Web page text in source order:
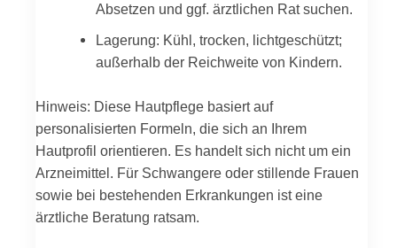
Absetzen und ggf. ärztlichen Rat suchen.
Lagerung: Kühl, trocken, lichtgeschützt;
außerhalb der Reichweite von Kindern.
Hinweis: Diese Hautpflege basiert auf
personalisierten Formeln, die sich an Ihrem
Hautprofil orientieren. Es handelt sich nicht um ein
Arzneimittel. Für Schwangere oder stillende Frauen
sowie bei bestehenden Erkrankungen ist eine
ärztliche Beratung ratsam.